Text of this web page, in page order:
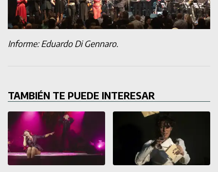
Informe: Eduardo Di Gennaro.
TAMBIÉN TE PUEDE INTERESAR